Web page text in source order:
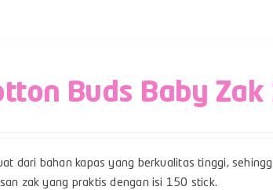
Buds Baby
dari bahan kapas yang berkualitas tinggi,
zak yang praktis dengan isi 150 stick.